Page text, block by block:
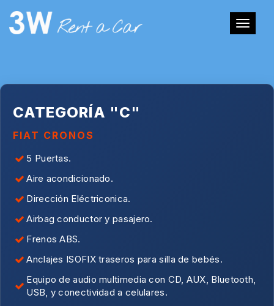
Toggle
CATEGORÍA "C"
FIAT CRONOS
5 Puertas.
Aire acondicionado.
Dirección Eléctriconica.
Airbag conductor y pasajero.
Frenos ABS.
Anclajes ISOFIX traseros para silla de bebés.
Equipo de audio multimedia con CD, AUX, Bluetooth,
USB, y conectividad a celulares.